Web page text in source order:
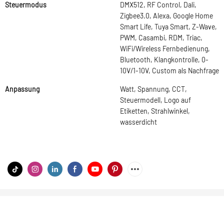
Steuermodus
DMX512, RF Control, Dali,
Zigbee3.0, Alexa, Google Home
Smart Life, Tuya Smart, Z-Wave,
PWM, Casambi, RDM, Triac,
WiFi/Wireless Fernbedienung,
Bluetooth, Klangkontrolle, 0-
10V/1-10V, Custom als Nachfrage
Anpassung
Watt, Spannung, CCT,
Steuermodell, Logo auf
Etiketten, Strahlwinkel,
wasserdicht